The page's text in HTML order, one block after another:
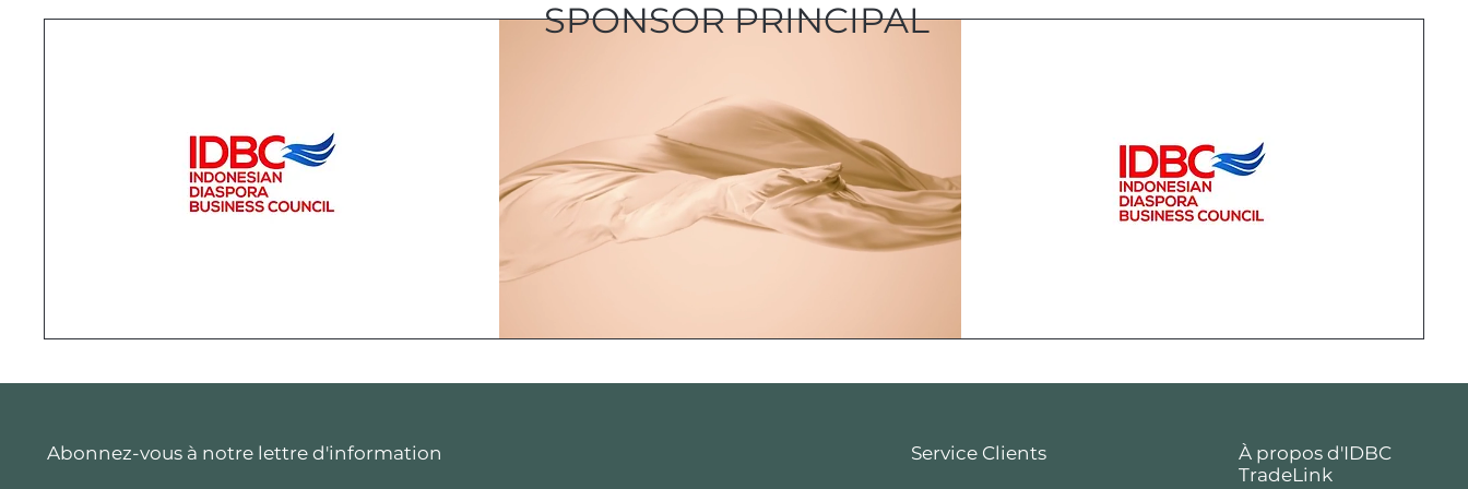
SPONSOR PRINCIPAL
Abonnez-vous à notre lettre d'information Service Clients
À propos d'IDBC
TradeLink